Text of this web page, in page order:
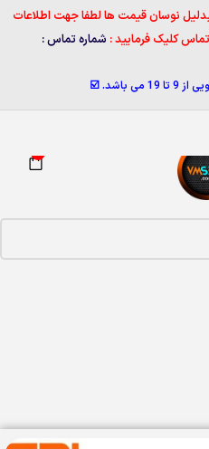
نوسان قیمت ها لطفا جهت اطلاعات
کلیک فرمایید : شماره تماس :
باشد. ☑️
0